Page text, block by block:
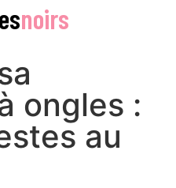
noirs
ongles :
au